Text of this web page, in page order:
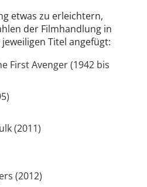
etwas zu erleichtern,
der Filmhandlung in
Titel angefügt:
First Avenger (1942 bis
(2011)
(2012)